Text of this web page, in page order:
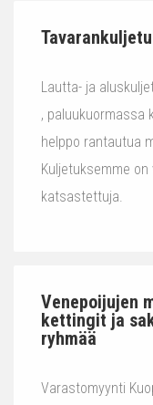
Lautta- ja
, paluukuormassa
helppo rantautua
Kuljetuksemme
katsastettuja.
Venepoijujen
kettingit ja
ryhmää
Varastomyynti